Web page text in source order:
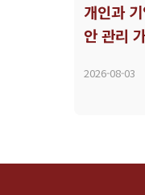
개인과
안 관리
2026-08-03